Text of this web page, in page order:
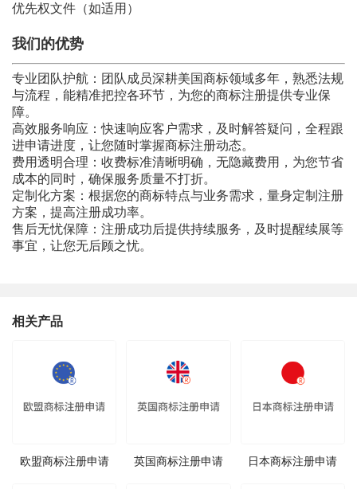
优先权文件（如适用）
我们的优势
专业团队护航：团队成员深耕美国商标领域多年，熟悉法规
与流程，能精准把控各环节，为您的商标注册提供专业保
障。
高效服务响应：快速响应客户需求，及时解答疑问，全程跟
进申请进度，让您随时掌握商标注册动态。
费用透明合理：收费标准清晰明确，无隐藏费用，为您节省
成本的同时，确保服务质量不打折。
定制化方案：根据您的商标特点与业务需求，量身定制注册
方案，提高注册成功率。
售后无忧保障：注册成功后提供持续服务，及时提醒续展等
事宜，让您无后顾之忧。
相关产品
欧盟商标注册申请 英国商标注册申请 日本商标注册申请